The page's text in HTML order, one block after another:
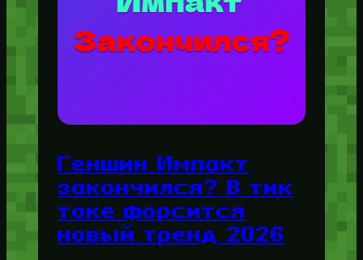
Геншин Импакт
закончился? В тик
токе форсится
новый тренд 2026